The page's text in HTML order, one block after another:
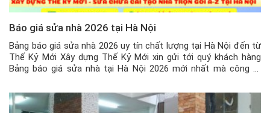
Báo giá sửa nhà 2026 tại Hà Nội
Bảng báo giá sửa nhà 2026 uy tín chất lượng tại Hà Nội đến từ
Thế Kỷ Mới Xây dựng Thế Kỷ Mới xin gửi tới quý khách hàng
Bảng báo giá sửa nhà tại Hà Nội 2026 mới nhất mà công ty